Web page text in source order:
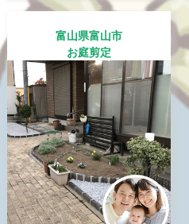
富山県富山市
お庭剪定